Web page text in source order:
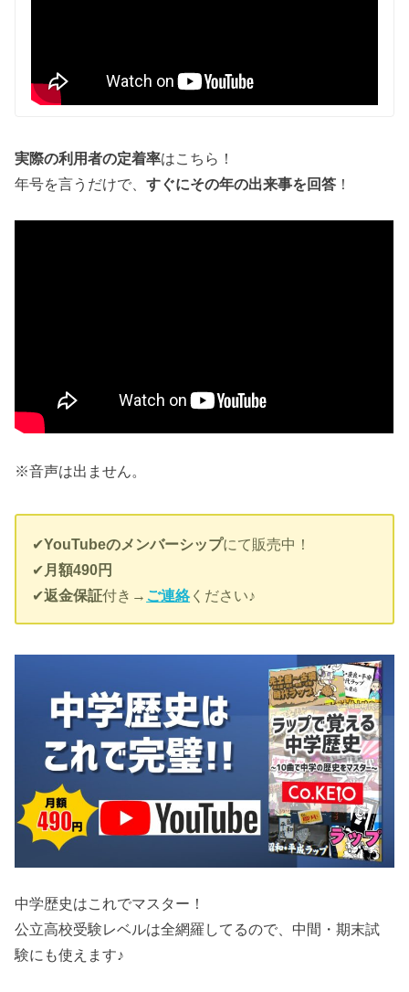
実際の利用者の定着率はこちら！
年号を言うだけで、すぐにその年の出来事を回答 ！
※音声は出ません。
✔︎YouTubeのメンバーシップにて販売中！
✔︎ 月額490円
✔︎返金保証付き→ ご連絡ください♪
中学歴史はこれでマスター！
公立高校受験レベルは全網羅してるので、中間・期末試
験にも使えます♪